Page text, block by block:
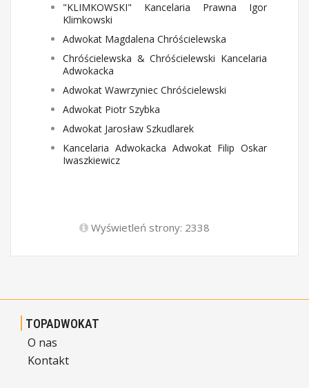
"KLIMKOWSKI" Kancelaria Prawna Igor
Klimkowski
Adwokat Magdalena Chróścielewska
Chróścielewska & Chróścielewski Kancelaria
Adwokacka
Adwokat Wawrzyniec Chróścielewski
Adwokat Piotr Szybka
Adwokat Jarosław Szkudlarek
Kancelaria Adwokacka Adwokat Filip Oskar
Iwaszkiewicz
Wyświetleń strony: 2338
TOPADWOKAT
O nas
Kontakt